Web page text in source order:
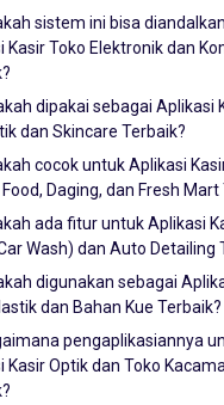
sistem ini bisa
Kasir Toko Elektronik dan
dipakai sebagai Aplikasi
dan Skincare Terbaik?
cocok untuk Aplikasi
Daging, dan Fresh Mart
ada fitur untuk Aplikasi
Wash) dan Auto Detailing
digunakan sebagai
dan Bahan Kue Terbaik?
pengaplikasiannya
Kasir Optik dan Toko